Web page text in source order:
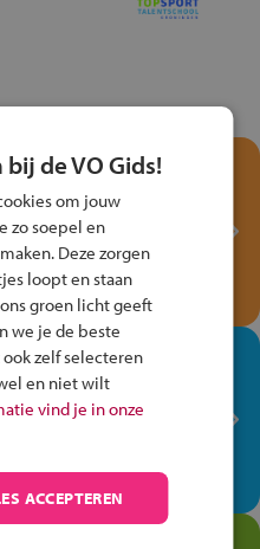
met het
Veilig Verkeersspel
Cortina-fiets!
ben je op je
het vmbo jouw talent
waar elke dag
de VO Gids!
om jouw
zo soepel en
Deze zorgen
loopt en staan
groen licht geeft
we je de beste
zelf selecteren
en niet wilt
vind je in onze
ACCEPTEREN